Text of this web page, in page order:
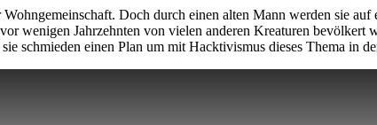
Doch durch einen alten Mann werden sie
wenigen Jahrzehnten von vielen anderen Kreaturen
schmieden einen Plan um mit Hacktivismus dieses Thema in